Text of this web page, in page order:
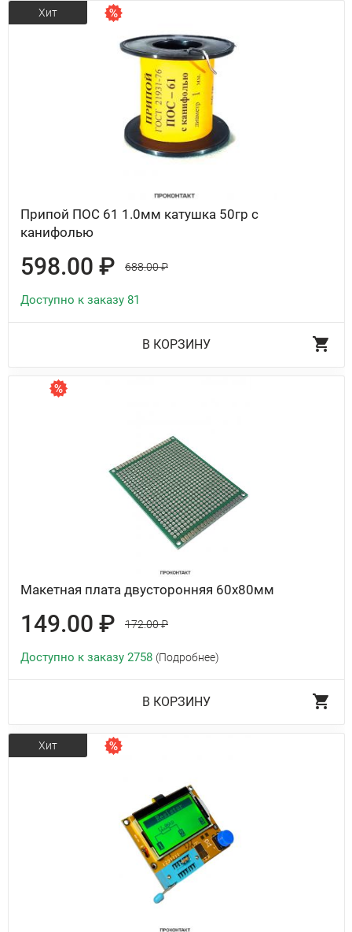
Припой ПОС 61 1.0мм катушка 50гр с
канифолью
598.00 ₽ 688.00 ₽
Хит
Доступно к заказу 81
В КОРЗИНУ
Макетная плата двусторонняя 60х80мм
149.00 ₽ 172.00 ₽
Доступно к заказу 2758 (Подробнее)
В КОРЗИНУ
Хит